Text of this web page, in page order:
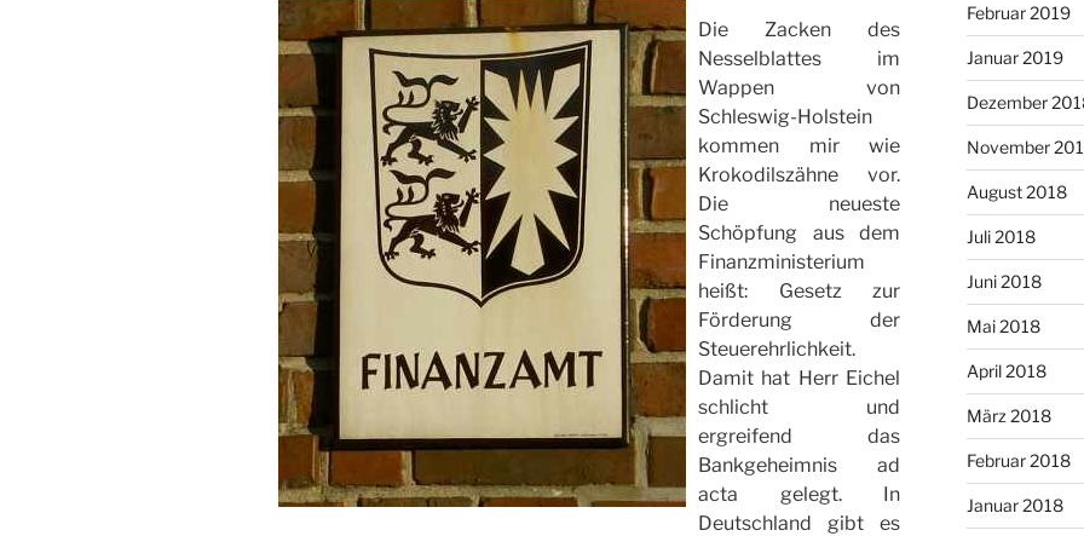
Die Zacken des
Nesselblattes im
Wappen von
Schleswig-Holstein
kommen mir wie
Krokodilszähne vor.
Die neueste
Schöpfung aus dem
Finanzministerium
heißt: Gesetz zur
Förderung der
Steuerehrlichkeit.
Damit hat Herr Eichel
schlicht und
ergreifend das
Bankgeheimnis ad
acta gelegt. In
Deutschland gibt es
Februar 2019
Januar 2019
Dezember
November
August 2018
Juli 2018
Juni 2018
Mai 2018
April 2018
März 2018
Februar 2018
Januar 2018